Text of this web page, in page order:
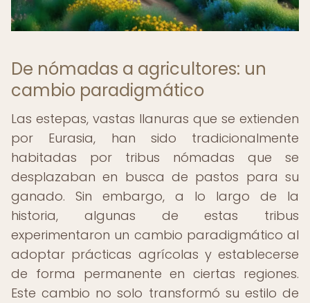
De nómadas a agricultores: un
cambio paradigmático
Las estepas, vastas llanuras que se extienden
por Eurasia, han sido tradicionalmente
habitadas por tribus nómadas que se
desplazaban en busca de pastos para su
ganado. Sin embargo, a lo largo de la
historia, algunas de estas tribus
experimentaron un cambio paradigmático al
adoptar prácticas agrícolas y establecerse
de forma permanente en ciertas regiones.
Este cambio no solo transformó su estilo de